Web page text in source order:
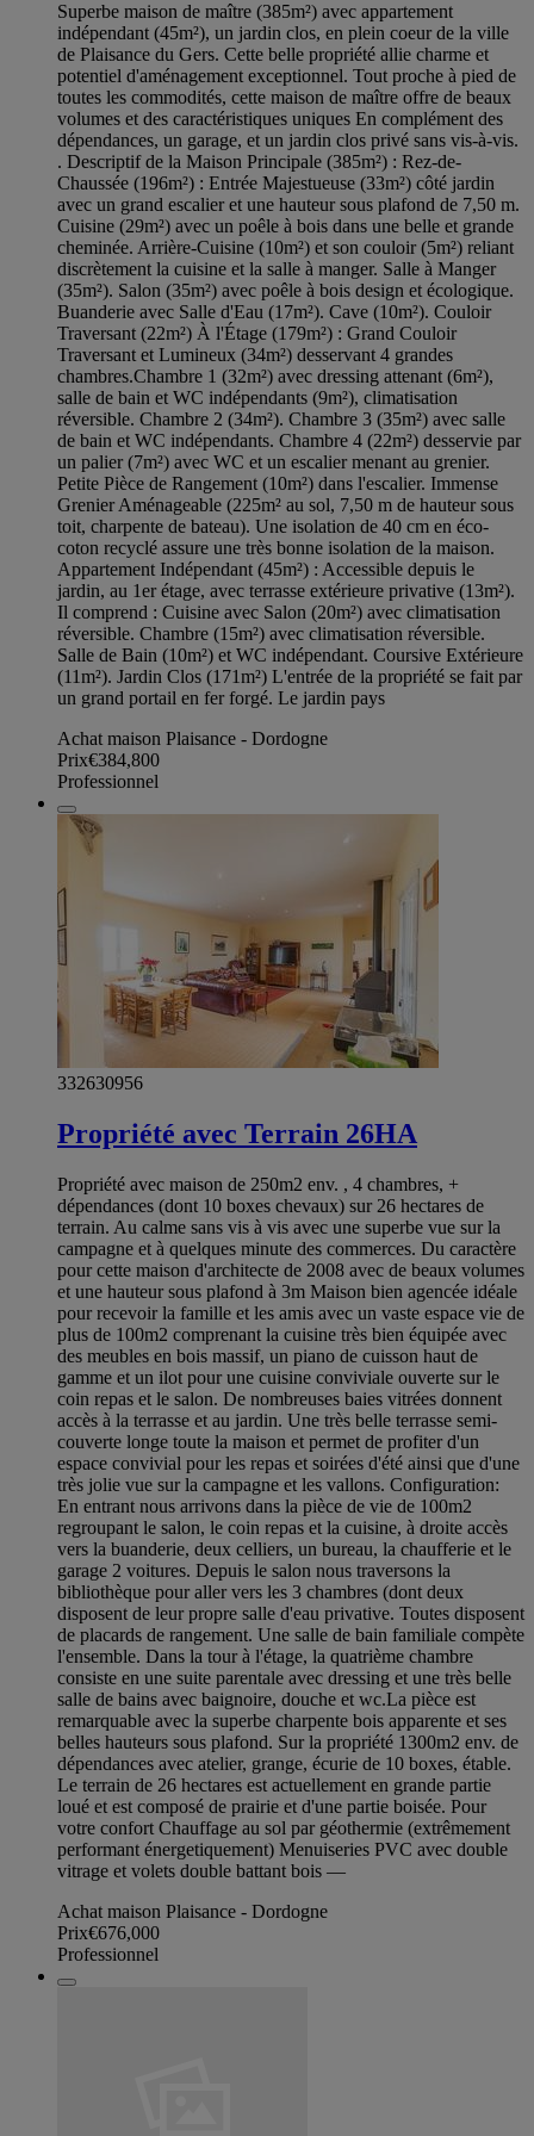
Superbe maison de maître (385m²) avec appartement
indépendant (45m²), un jardin clos, en plein coeur de la ville
de Plaisance du Gers. Cette belle propriété allie charme et
potentiel d'aménagement exceptionnel. Tout proche à pied de
toutes les commodités, cette maison de maître offre de beaux
volumes et des caractéristiques uniques En complément des
dépendances, un garage, et un jardin clos privé sans vis-à-vis.
. Descriptif de la Maison Principale (385m²) : Rez-de-
Chaussée (196m²) : Entrée Majestueuse (33m²) côté jardin
avec un grand escalier et une hauteur sous plafond de 7,50 m.
Cuisine (29m²) avec un poêle à bois dans une belle et grande
cheminée. Arrière-Cuisine (10m²) et son couloir (5m²) reliant
discrètement la cuisine et la salle à manger. Salle à Manger
(35m²). Salon (35m²) avec poêle à bois design et écologique.
Buanderie avec Salle d'Eau (17m²). Cave (10m²). Couloir
Traversant (22m²) À l'Étage (179m²) : Grand Couloir
Traversant et Lumineux (34m²) desservant 4 grandes
chambres.Chambre 1 (32m²) avec dressing attenant (6m²),
salle de bain et WC indépendants (9m²), climatisation
réversible. Chambre 2 (34m²). Chambre 3 (35m²) avec salle
de bain et WC indépendants. Chambre 4 (22m²) desservie par
un palier (7m²) avec WC et un escalier menant au grenier.
Petite Pièce de Rangement (10m²) dans l'escalier. Immense
Grenier Aménageable (225m² au sol, 7,50 m de hauteur sous
toit, charpente de bateau). Une isolation de 40 cm en éco-
coton recyclé assure une très bonne isolation de la maison.
Appartement Indépendant (45m²) : Accessible depuis le
jardin, au 1er étage, avec terrasse extérieure privative (13m²).
Il comprend : Cuisine avec Salon (20m²) avec climatisation
réversible. Chambre (15m²) avec climatisation réversible.
Salle de Bain (10m²) et WC indépendant. Coursive Extérieure
(11m²). Jardin Clos (171m²) L'entrée de la propriété se fait par
un grand portail en fer forgé. Le jardin pays
Achat maison Plaisance - Dordogne
Prix€384,800
Professionnel
332630956
Propriété avec Terrain 26HA
Propriété avec maison de 250m2 env. , 4 chambres, +
dépendances (dont 10 boxes chevaux) sur 26 hectares de
terrain. Au calme sans vis à vis avec une superbe vue sur la
campagne et à quelques minute des commerces. Du caractère
pour cette maison d'architecte de 2008 avec de beaux volumes
et une hauteur sous plafond à 3m Maison bien agencée idéale
pour recevoir la famille et les amis avec un vaste espace vie de
plus de 100m2 comprenant la cuisine très bien équipée avec
des meubles en bois massif, un piano de cuisson haut de
gamme et un ilot pour une cuisine conviviale ouverte sur le
coin repas et le salon. De nombreuses baies vitrées donnent
accès à la terrasse et au jardin. Une très belle terrasse semi-
couverte longe toute la maison et permet de profiter d'un
espace convivial pour les repas et soirées d'été ainsi que d'une
très jolie vue sur la campagne et les vallons. Configuration:
En entrant nous arrivons dans la pièce de vie de 100m2
regroupant le salon, le coin repas et la cuisine, à droite accès
vers la buanderie, deux celliers, un bureau, la chaufferie et le
garage 2 voitures. Depuis le salon nous traversons la
bibliothèque pour aller vers les 3 chambres (dont deux
disposent de leur propre salle d'eau privative. Toutes disposent
de placards de rangement. Une salle de bain familiale compète
l'ensemble. Dans la tour à l'étage, la quatrième chambre
consiste en une suite parentale avec dressing et une très belle
salle de bains avec baignoire, douche et wc.La pièce est
remarquable avec la superbe charpente bois apparente et ses
belles hauteurs sous plafond. Sur la propriété 1300m2 env. de
dépendances avec atelier, grange, écurie de 10 boxes, étable.
Le terrain de 26 hectares est actuellement en grande partie
loué et est composé de prairie et d'une partie boisée. Pour
votre confort Chauffage au sol par géothermie (extrêmement
performant énergetiquement) Menuiseries PVC avec double
vitrage et volets double battant bois —
Achat maison Plaisance - Dordogne
Prix€676,000
Professionnel